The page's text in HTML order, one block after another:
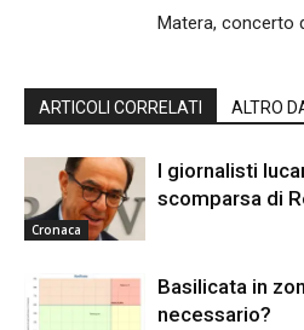
Matera, concerto
ARTICOLI CORRELATI ALTRO
Cronaca
I giornalisti
scomparsa di
Basilicata in
necessario?